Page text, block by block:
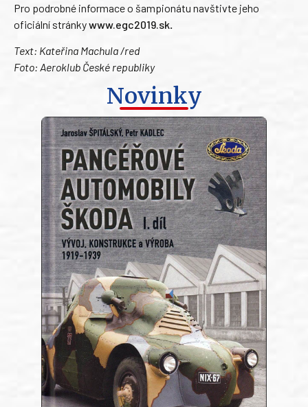
Pro podrobné informace o šampionátu navštivte jeho
oficiální stránkywww.egc2019.sk
Text: Kateřina Machula /red
Foto: Aeroklub České republiky
Novinky